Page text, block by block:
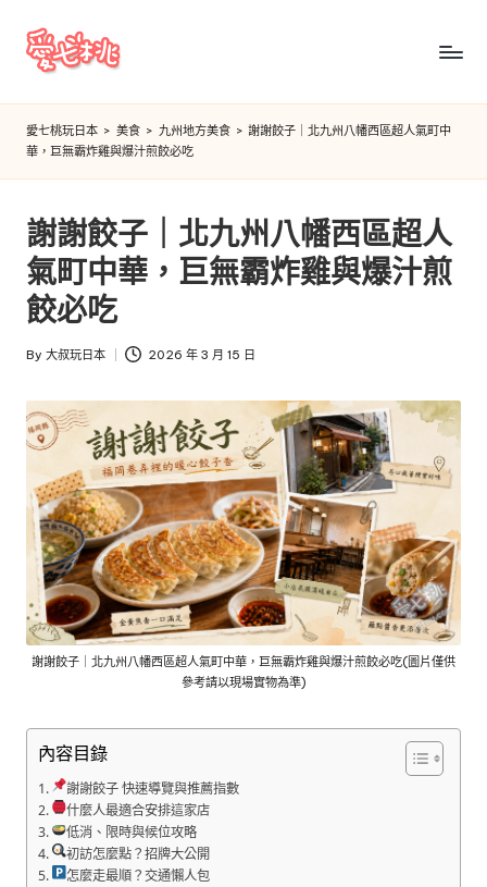
Skip
愛
七
桃
玩
日
本
愛七桃玩日本 > 美食 > 九州地方美食 > 謝謝餃子｜北九州八幡西區超人氣町中
華，巨無霸炸雞與爆汁煎餃必吃
謝謝餃子｜北九州八幡西區超人
氣町中華，巨無霸炸雞與爆汁煎
餃必吃
Posted
By 大叔玩日本 2026 年 3 月 15 日
謝謝餃子｜北九州八幡西區超人氣町中華，巨無霸炸雞與爆汁煎餃必吃(圖片僅供
參考請以現場實物為準)
內容目錄
謝謝餃子 快速導覽與推薦指數
什麼人最適合安排這家店
低消、限時與候位攻略
初訪怎麼點？招牌大公開
怎麼走最順？交通懶人包